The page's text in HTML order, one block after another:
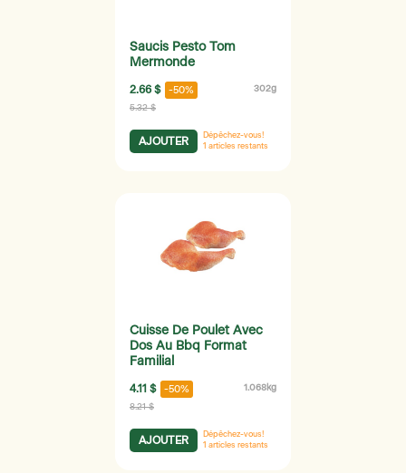
Saucis Pesto Tom
Mermonde
2.66 $ -50% 302g
5.32 $
AJOUTER
Dépêchez-vous!
1 articles restants
Cuisse De Poulet Avec
Dos Au Bbq Format
Familial
4.11 $ -50% 1.068kg
8.21 $
AJOUTER
Dépêchez-vous!
1 articles restants